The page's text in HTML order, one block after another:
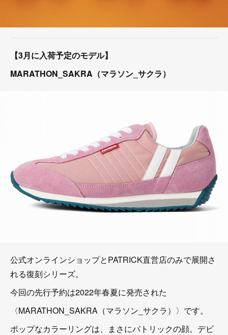
【3月に入荷予定のモデル】
MARATHON_SAKRA（マラソン_サクラ）
公式オンラインショップとPATRICK直営店のみで展開さ
れる復刻シリーズ。
今回の先行予約は2022年春夏に発売された
〈MARATHON_SAKRA（マラソン_サクラ）〉です。
ポップなカラーリングは、まさにパトリックの顔。デビ